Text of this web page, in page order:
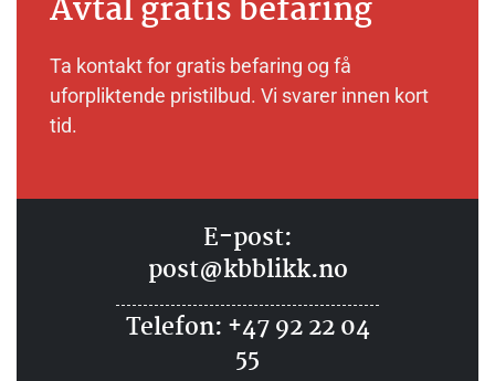
Avtal gratis befaring
Ta kontakt for gratis befaring og få
uforpliktende pristilbud. Vi svarer innen kort
tid.
E-post:
post@kbblikk.no
Telefon: +47 92 22 04
55